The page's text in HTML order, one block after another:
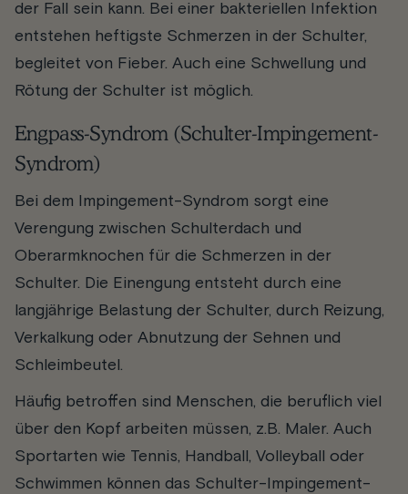
der Fall sein kann. Bei einer bakteriellen Infektion
entstehen heftigste Schmerzen in der Schulter,
begleitet von Fieber. Auch eine Schwellung und
Rötung der Schulter ist möglich.
Engpass-Syndrom (Schulter-Impingement-
Syndrom)
Bei dem Impingement-Syndrom sorgt eine
Verengung zwischen Schulterdach und
Oberarmknochen für die Schmerzen in der
Schulter. Die Einengung entsteht durch eine
langjährige Belastung der Schulter, durch Reizung,
Verkalkung oder Abnutzung der Sehnen und
Schleimbeutel.
Häufig betroffen sind Menschen, die beruflich viel
über den Kopf arbeiten müssen, z.B. Maler. Auch
Sportarten wie Tennis, Handball, Volleyball oder
Schwimmen können das Schulter-Impingement-